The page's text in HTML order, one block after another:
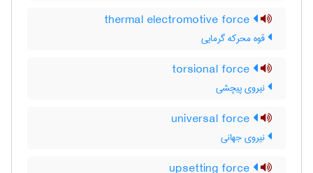
قوه محرکه گرمایی
نیروی پیچشی
نیروی جهانی